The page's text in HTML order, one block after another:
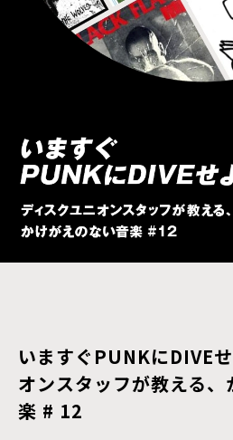
いますぐPUNKにDIVE
オンスタッフが教える
楽 # 12